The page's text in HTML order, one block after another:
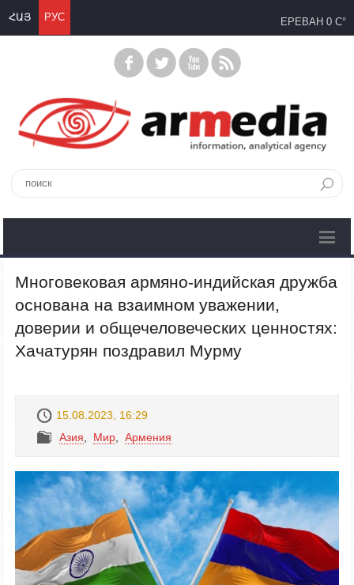
ՀԱՅ РУС ЕРЕВАН 0 C°
Многовековая армяно-индийская дружба
основана на взаимном уважении,
доверии и общечеловеческих ценностях:
Хачатурян поздравил Мурму
15.08.2023, 16:29
Азия
Mир Армения